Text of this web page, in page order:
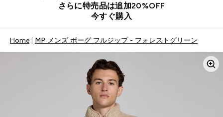
さらに特売品は追加20%OFF
今すぐ購入
Home MP メンズ ボーグ フルジップ - フォレストグリーン